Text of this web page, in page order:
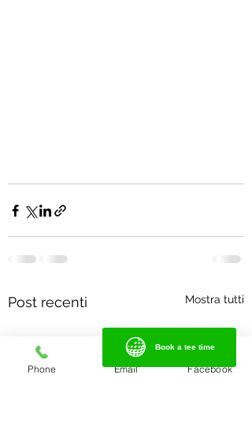
Post recenti Mostra tutti
Phone Email Facebook
Book a tee time
Book a tee time